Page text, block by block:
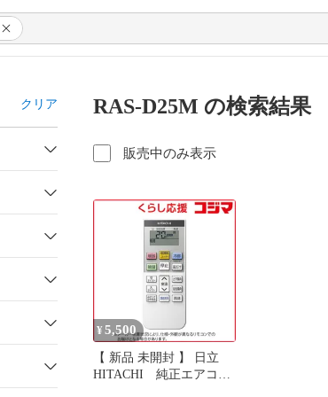
クリア RAS-D25M の検索結果
販売中のみ表示
¥ 5,500
【 新品 未開封 】 日立
HITACHI 純正エアコン